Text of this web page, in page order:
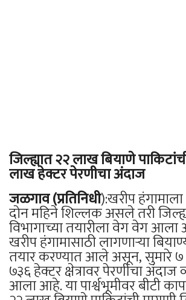
जिल्ह्यात २२ लाख बियाणे
लाख हेक्टर पेरणीचा अंदाज
जळगाव (प्रतिनिधी):खरीप
दोन महिने शिल्लक असले तरी
विभागाच्या तयारीला वेग वेग आला
खरीप हंगामासाठी लागणाऱ्या
तयार करण्यात आले असून, सुमारे
७३६ हेक्टर क्षेत्रावर पेरणीचा
आला आहे. या पार्श्वभूमीवर बीटी